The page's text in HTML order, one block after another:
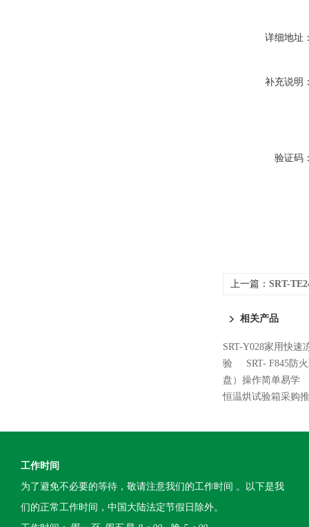
详细地址
补充说明
验证码
上一篇： SRT-
相关产品
SRT-Y028家用快速
验
SRT- F845防
盘）操作简单易学
恒温烘试验箱采购
工作时间
为了避免不必要的等待，敬请注意我们的工作时间 。以下是我
们的正常工作时间，中国大陆法定节假日除外。